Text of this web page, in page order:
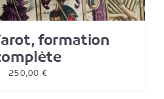
formation
250,00 €